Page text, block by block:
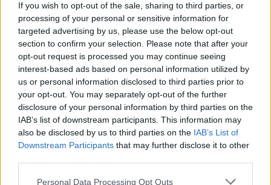
If you wish to opt-out of the sale, sharing to third parties, or
processing of your personal or sensitive information for
targeted advertising by us, please use the below opt-out
section to confirm your selection. Please note that after your
opt-out request is processed you may continue seeing
interest-based ads based on personal information utilized by
us or personal information disclosed to third parties prior to
your opt-out. You may separately opt-out of the further
disclosure of your personal information by third parties on the
IAB’s list of downstream participants. This information may
also be disclosed by us to third parties on the IAB’s List of
Downstream Participants that may further disclose it to other
Personal Data Processing Opt Outs
наутро и наместо тоа да се патува во ноќните
часови. Како одлични алтернативи за преминот
Евзони се препорачуваат граничниот премин
Дојран, кој е значително порастеретен, потоа
преминот Меџитлија/Ники кај Битола за оние
кои патуваат кон Јонското крајбрежје, како и
рутата преку Бугарија за дестинациите во
Источна Грција и островот Тасос.
© Vecer.mk, правата за текстот се на редакцијата
ЦРНА ГОРА ДА ПРИМИ МИГРАНТИ,